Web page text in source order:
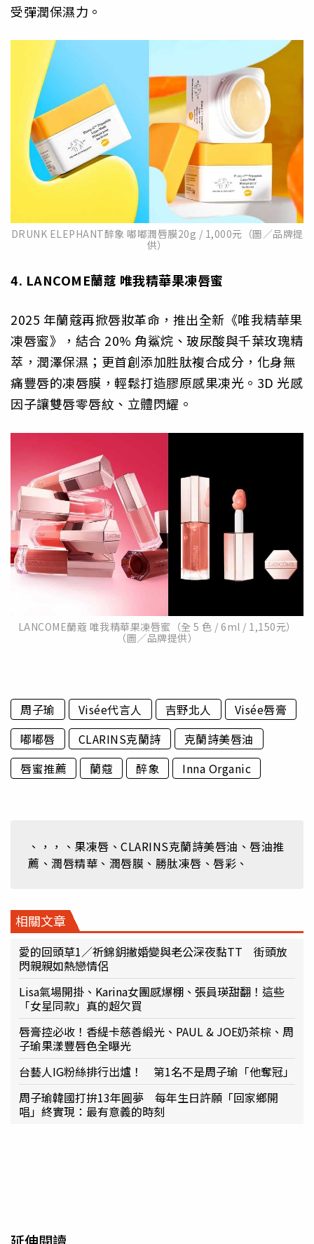
受彈潤保濕力。
DRUNK ELEPHANT醉象 嘟嘟潤唇膜20g / 1,000元（圖／品牌提
供）
4. LANCOME蘭蔻 唯我精華果凍唇蜜
2025 年蘭蔻再掀唇妝革命，推出全新《唯我精華果
凍唇蜜》，結合 20% 角鯊烷、玻尿酸與千葉玫瑰精
萃，潤澤保濕；更首創添加胜肽複合成分，化身無
痛豐唇的凍唇膜，輕鬆打造膠原感果凍光。3D 光感
因子讓雙唇零唇紋、立體閃耀。
LANCOME蘭蔻 唯我精華果凍唇蜜（全 5 色 / 6ml / 1,150元）
（圖／品牌提供）
周子瑜 Visée代言人 吉野北人
Visée唇膏
嘟嘟唇
CLARINS克蘭詩
克蘭詩美唇油
唇蜜推薦
蘭蔻 醉象 Inna Organic
、，，、果凍唇、CLARINS克蘭詩美唇油、唇油推
薦、潤唇精華、潤唇膜、勝肽凍唇、唇彩、
相關文章
愛的回頭草1／祈錦鈅撇婚變與老公深夜黏TT 街頭放
閃親親如熱戀情侶
Lisa氣場開掛、Karina女團感爆棚、張員瑛甜翻！這些
「女星同款」真的超欠買
唇膏控必收！香緹卡慈善緞光、PAUL & JOE奶茶棕、周
子瑜果漾豐唇色全曝光
台藝人IG粉絲排行出爐！ 第1名不是周子瑜「他奪冠」
周子瑜韓國打拚13年圓夢 每年生日許願「回家鄉開
唱」終實現：最有意義的時刻